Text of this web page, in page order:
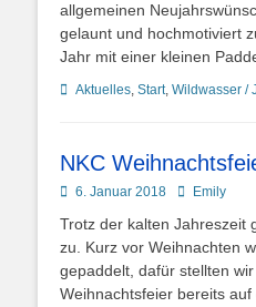
allgemeinen
gelaunt und hochmotiviert
Jahr mit einer kleinen
Kategorien
Aktuelles, Start, Wildwasser /
NKC
Posted
6. Januar 2018 AutorEmily
Trotz der kalten Jahreszeit
zu. Kurz vor Weihnachten
gepaddelt, dafür stellten
Weihnachtsfeier bereits